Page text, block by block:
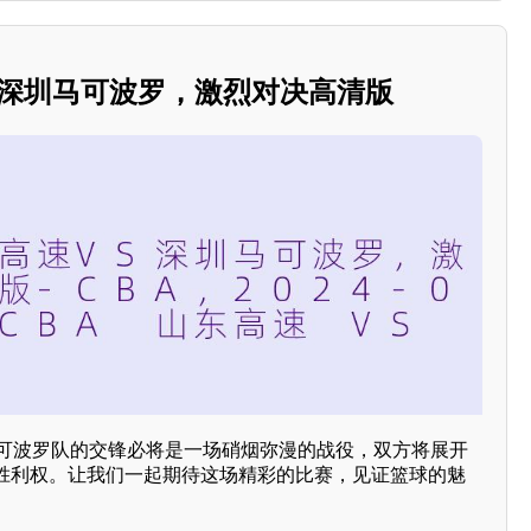
圳马可波罗，激烈对决高清版
波罗队的交锋必将是一场硝烟弥漫的战役，双方将展开
利权。让我们一起期待这场精彩的比赛，见证篮球的魅